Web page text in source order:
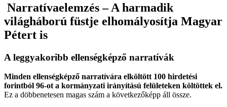
Narratívaelemzés – A harmadik
világháború füstje elhomályosítja Magyar
Pétert is
A leggyakoribb ellenségképző narratívák
Minden ellenségképző narratívára elköltött 100 hirdetési
forintból 96-ot a kormányzati irányítású felületeken költöttek el.
Ez a döbbenetesen magas szám a következőképp áll össze.